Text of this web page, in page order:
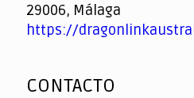
29006, Málaga
https://
CONTACTO